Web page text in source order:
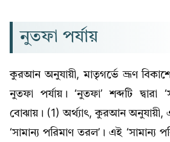
নুতফা পর্যায়
কুরআন অনুযায়ী, মাতৃগর্ভে ভ্রূণ
নুতফা পর্যায়। ‘নুতফা’ শব্দটি দ্বারা
বোঝায়। (1) অর্থ্যাৎ, কুরআন অনুযায়ী,
‘সামান্য পরিমাণ তরল’। এই ‘সামান্য